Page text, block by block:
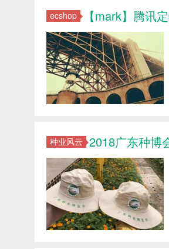
ecshop 【mark】腾讯
种业风云 2018广东种博